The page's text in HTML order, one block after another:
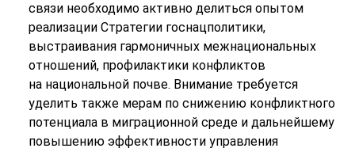
связи необходимо активно делиться опытом
реализации Стратегии госнацполитики,
выстраивания гармоничных межнациональных
отношений, профилактики конфликтов
на национальной почве. Внимание требуется
уделить также мерам по снижению конфликтного
потенциала в миграционной среде и дальнейшему
повышению эффективности управления